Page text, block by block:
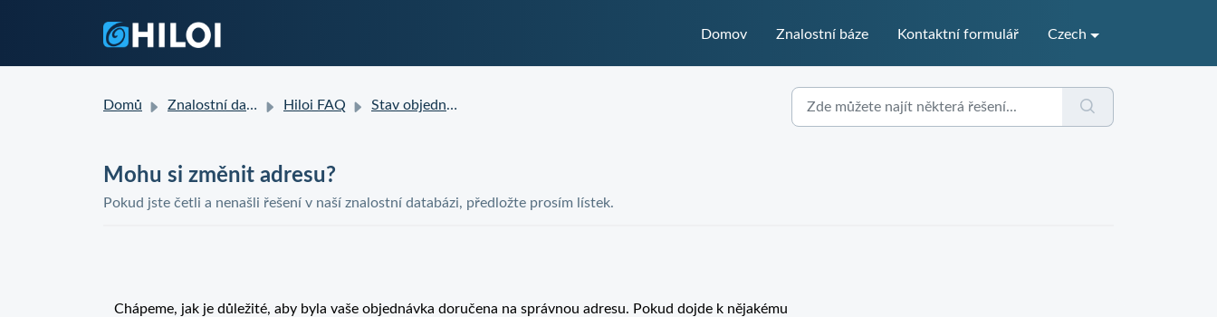
Domov Znalostní báze Kontaktní formulář Czech
Domů Znalostní databáze Hiloi FAQ Stav objednávky a dodání
Mohu si změnit adresu?
Pokud jste četli a nenašli řešení v naší znalostní databázi, předložte prosím lístek.
Chápeme, jak je důležité, aby byla vaše objednávka doručena na správnou adresu. Pokud dojde k nějakému